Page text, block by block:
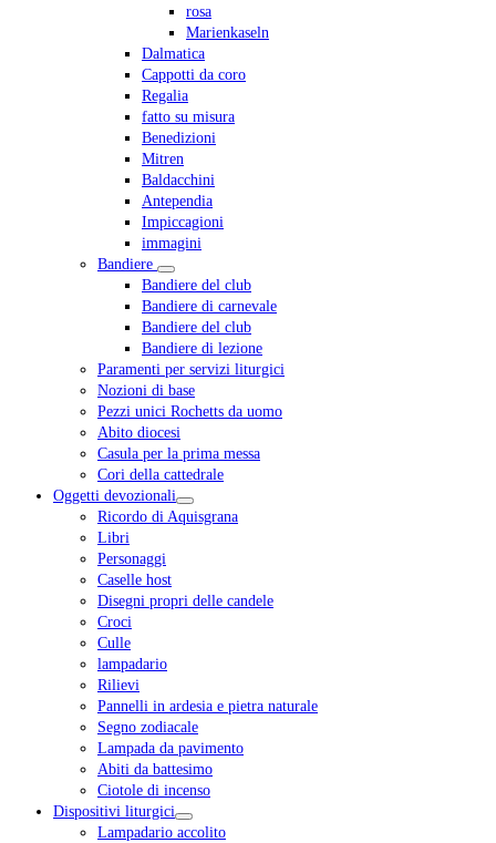
rosa
Marienkaseln
Dalmatica
Cappotti da coro
Regalia
fatto su misura
Benedizioni
Mitren
Baldacchini
Antependia
Impiccagioni
immagini
Bandiere
Bandiere del club
Bandiere di carnevale
Bandiere del club
Bandiere di lezione
Paramenti per servizi liturgici
Nozioni di base
Pezzi unici Rochetts da uomo
Abito diocesi
Casula per la prima messa
Cori della cattedrale
Oggetti devozionali
Ricordo di Aquisgrana
Libri
Personaggi
Caselle host
Disegni propri delle candele
Croci
Culle
lampadario
Rilievi
Pannelli in ardesia e pietra naturale
Segno zodiacale
Lampada da pavimento
Abiti da battesimo
Ciotole di incenso
Dispositivi liturgici
Lampadario accolito